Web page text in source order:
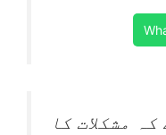
مشکلات کا